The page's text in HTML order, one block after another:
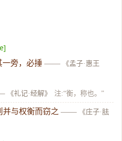
一旁，必捶 ——
《孟子·惠王
《礼记·经解》 注:“衡，称也。”
并与权衡而窃之 ——
《庄子·胠